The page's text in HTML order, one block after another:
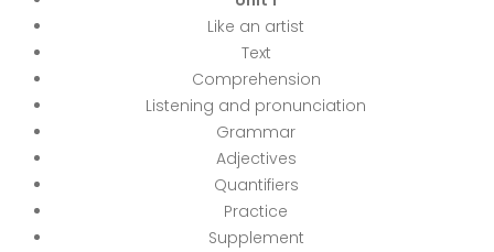
Like an artist
Text
Comprehension
Listening and pronunciation
Grammar
Adjectives
Quantifiers
Practice
Supplement